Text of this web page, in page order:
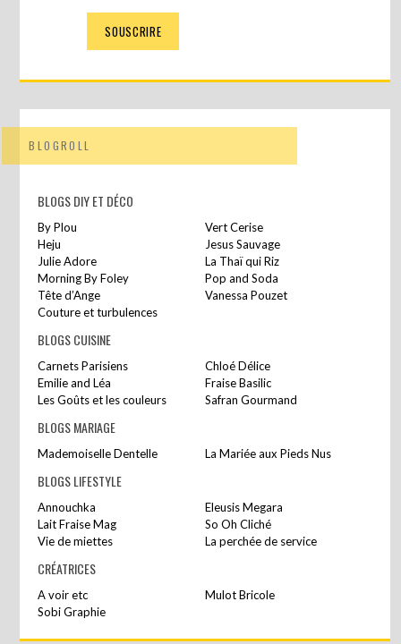
BLOGROLL
BLOGS DIY ET DÉCO
By Plou
Vert Cerise
Heju
Jesus Sauvage
Julie Adore
La Thaï qui Riz
Morning By Foley
Pop and Soda
Tête d’Ange
Vanessa Pouzet
Couture et turbulences
BLOGS CUISINE
Carnets Parisiens
Chloé Délice
Emilie and Léa
Fraise Basilic
Les Goûts et les couleurs
Safran Gourmand
BLOGS MARIAGE
Mademoiselle Dentelle La Mariée aux Pieds Nus
BLOGS LIFESTYLE
Annouchka
Eleusis Megara
Lait Fraise Mag
So Oh Cliché
Vie de miettes
La perchée de service
CRÉATRICES
A voir etc
Mulot Bricole
Sobi Graphie